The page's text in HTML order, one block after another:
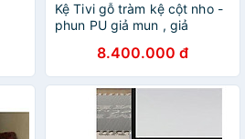
Kệ Tivi gỗ tràm kệ cột nho -
phun PU giả mun , giả
8.400.000 đ